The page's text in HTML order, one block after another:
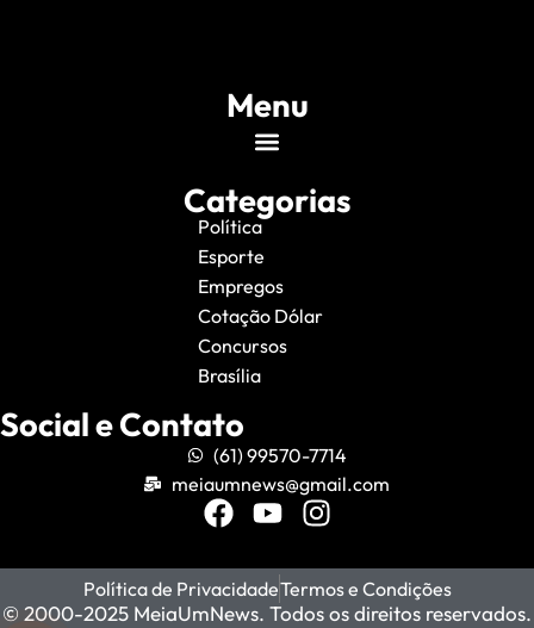
Menu
Categorias
Política
Esporte
Empregos
Cotação Dólar
Concursos
Brasília
Social e Contato
(61) 99570-7714
meiaumnews@gmail.com
Política de PrivacidadeTermos e Condições
© 2000-2025 MeiaUmNews. Todos os direitos reservados.